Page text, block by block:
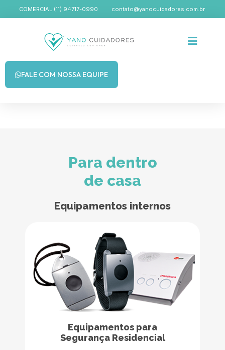
COMERCIAL (11) 94717-0990 contato@yanocuidadores.com.br
FALE COM NOSSA EQUIPE
Para dentro
de casa
Equipamentos internos
Equipamentos para
Segurança Residencial